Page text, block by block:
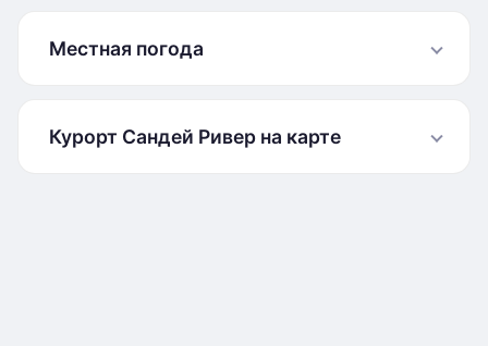
Местная погода
Курорт Сандей Ривер на карте